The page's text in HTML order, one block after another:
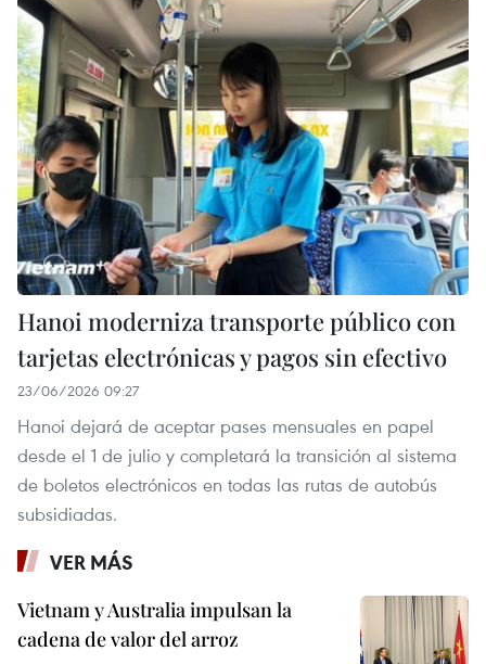
Hanoi moderniza transporte público con
tarjetas electrónicas y pagos sin efectivo
23/06/2026 09:27
Hanoi dejará de aceptar pases mensuales en papel
desde el 1 de julio y completará la transición al sistema
de boletos electrónicos en todas las rutas de autobús
subsidiadas.
VER MÁS
Vietnam y Australia impulsan la
cadena de valor del arroz